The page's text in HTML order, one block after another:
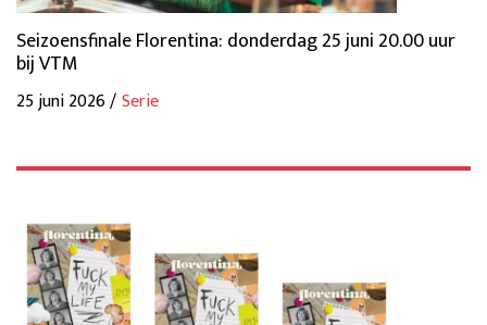
Seizoensfinale Florentina: donderdag 25 juni 20.00 uur
bij VTM
25 juni 2026 /Serie